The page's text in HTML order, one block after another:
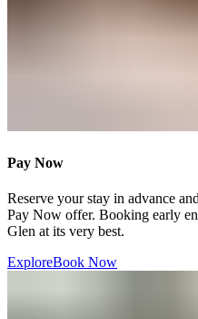
Pay Now​​​​‌ ‍ ​‍​‍‌‍ ‌ ​‍‌‍‍‌‌‍‌ ‌‍‍‌‌‍ ‍​‍​‍​ ‍‍​‍​‍‌ ​ ‌‍​‌‌‍ ‍‌‍‍‌‌ ‌​‌ ‍‌​‍ ‍‌‍‍‌‌‍ ​‍​‍​‍ ​​‍​‍‌‍‍​‌ ​‍‌‍‌‌‌‍‌‍​‍​‍​ ‍‍​‍​‍‌‍‍​‌ ‌​‌ ‌​‌ ​​‌ ​ ​ ‍‍​‍ ​‍ ‌‍ ​​‍ ‌‌‍​‌‌‍ ‍‌‍‌​​‍ ‌‌ ​‍​‍ ‌‌‍‍​‌‍ ‌ ‌​‌‍‌‌‌‍ ​‌ ​ ​‍ ‌‌ ​ ‌ ‌​‌ ‌‌‌‍‌​‌‍‍‌‌‍ ​‍ ‍‌ ‌‍‌‍‌‌‌ ​‍‌‍​ ‌‍‌‌‌‍ ​​‍ ‍‌‍​‌‌ ​​‌ ​​​‍ ‌‍‍‌‌‍ ‍‌ ‌​‌‍‌‌‌‍ ‍‌ ‌​​‍ ‌‍‌‌‌‍‌​‌‍‍‌‌ ‌​​‍ ‌‍ ‌‌‍ ‌‍‌​‌‍‌‌​ ‌‌ ​​‌ ​‍‌‍‌‌‌ ​ ‌‍‌‌‌‍ ‍‌ ‌​‌‍​‌‌ ‌​‌‍‍‌‌‍ ‌‍ ‍​ ‍ ‌‍‍‌‌‍‌​​ ‌​ ‍‌​ ​‌​ ‌‍​ ‌‍​ ‍‌‌‍‌​‌‍​‌​ ​​​‍ ‌​ ‌‍‌‍​ ‌‍​ ‌‍​ ​‍ ‌​ ‌​​ ‍‌​ ‌​​ ‌‍​‍ ‌‌‍​‌​ ​‍​ ‌ ​ ‌​​‍ ‌‌‍​‌‌‍​ ‌‍​‍​ ‍‌‌‍​‍​ ​ ‌‍‌‌‌‍​ ​ ​ ‌‍‌​​ ‌ ‌‍​ ​ ‍ ‌ ‌​‌ ‍‌‌ ​​‌‍‌‌​ ‌‌‍‍​‌‍ ‌ ‌​‌‍‌‌‌‍ ​‌‌​ ‌‍‍‌‌ ‌​‌‍‌‌‌‌​​‌‍​‌‌‍‌ ‌‍‌‌​ ‍ ‌ ​​‌‍​‌‌ ‌​‌‍‍​​ ‌‌ ​​‌‍​‌‌‍‌ ‌‍‌‌‌​​‍‌ ‌‌‌‍‍‌‌‍ ​‌‍‌​‌‍‌‌‌ ​‍​‍‌‌​ ‌‌‌​​‍‌‌ ‌‍‍ ‌‍‌‌‌ ‍‌​‍‌‌​ ​ ‌​‌​​‍‌‌​ ​ ‌​‌​​‍‌‌​ ​‍​ ​‍​ ‍​​ ​ ​ ‍​​ ‌ ​ ‍​​ ​‌​ ‌‍‌‍​ ‌‍‌‌​ ‌​​ ​‍‌‍​‌​‍‌‌​ ​‍​ ​‍​‍‌‌​ ‌‌‌​‌​​‍ ‍‌‍​ ‌‍ ‌‍ ‍‌ ‌​‌‍‌‌‌‍ ‍‌ ‌​​‍‌‌​ ‌‌‌​​‍‌‌ ‌‍‍ ‌‍‌‌‌ ‍‌​‍‌‌​ ​ ‌​‌​​‍‌‌​ ​ ‌​‌​​‍‌‌​ ​‍​ ​‍​ ‍​​ ​‌​ ​‌​ ‌‌‌‍‌‌​ ​‍​ ‍‌​ ‍‌​ ‌‍​ ​​​ ​‍​ ​​​‍‌‌​ ​‍​ ​‍​‍‌‌​ ‌‌‌​‌​​‍ ‍‌ ‌​‌‍‍‌‌ ‌​‌‍ ​‌‍‌‌​ ‌‍​‍‌‍​‌‌ ​ ‌‍‌‌‌‌‌‌‌ ​‍‌‍ ​​ ‌‌‍‍​‌ ‌​‌ ‌​‌ ​​‌ ​ ​‍‌‌​ ​ ‌​​‌​‍‌‌​ ​‍‌​‌‍​‍‌‌​ ​‍‌​‌‍‌‍ ​​‍ ‌‌‍​‌‌‍ ‍‌‍‌​​‍ ‌‌ ​‍​‍ ‌‌‍‍​‌‍ ‌ ‌​‌‍‌‌‌‍ ​‌ ​ ​‍ ‌‌ ​ ‌ ‌​‌ ‌‌‌‍‌​‌‍‍‌‌‍ ​‍ ‍‌ ‌‍‌‍‌‌‌ ​‍‌‍​ ‌‍‌‌‌‍ ​​‍ ‍‌‍​‌‌ ​​‌ ​​​‍‌‍‌‍‍‌‌‍‌​​ ‌​ ‍‌​ ​‌​ ‌‍​ ‌‍​ ‍‌‌‍‌​‌‍​‌​ ​​​‍ ‌​ ‌‍‌‍​ ‌‍​ ‌‍​ ​‍ ‌​ ‌​​ ‍‌​ ‌​​ ‌‍​‍ ‌‌‍​‌​ ​‍​ ‌ ​ ‌​​‍ ‌‌‍​‌‌‍​ ‌‍​‍​ ‍‌‌‍​‍​ ​ ‌‍‌‌‌‍​ ​ ​ ‌‍‌​​ ‌ ‌‍​ ​‍‌‍‌ ‌​‌ ‍‌‌ ​​‌‍‌‌​ ‌‌‍‍​‌‍ ‌ ‌​‌‍‌‌‌‍ ​‌‌​ ‌‍‍‌‌ ‌​‌‍‌‌‌‌​​‌‍​‌‌‍‌ ‌‍‌‌​‍‌‍‌ ​​‌‍​‌‌ ‌​‌‍‍​​ ‌‌ ​​‌‍​‌‌‍‌ ‌‍‌‌‌​​‍‌ ‌‌‌‍‍‌‌‍ ​‌‍‌​‌‍‌‌‌ ​‍​‍‌‌​ ‌‌‌​​‍‌‌ ‌‍‍ ‌‍‌‌‌ ‍‌​‍‌‌​ ​ ‌​‌​​‍‌‌​ ​ ‌​‌​​‍‌‌​ ​‍​ ​‍​ ‍​​ ​ ​ ‍​​ ‌ ​ ‍​​ ​‌​ ‌‍‌‍​ ‌‍‌‌​ ‌​​ ​‍‌‍​‌​‍‌‌​ ​‍​ ​‍​‍‌‌​ ‌‌‌​‌​​‍ ‍‌‍​ ‌‍ ‌‍ ‍‌ ‌​‌‍‌‌‌‍ ‍‌ ‌​​‍‌‌​ ‌‌‌​​‍‌‌ ‌‍‍ ‌‍‌‌‌ ‍‌​‍‌‌​ ​ ‌​‌​​‍‌‌​ ​ ‌​‌​​‍‌‌​ ​‍​ ​‍​ ‍​​ ​‌​ ​‌​ ‌‌‌‍‌‌​ ​‍​ ‍‌​ ‍‌​ ‌‍​ ​​​ ​‍​ ​​​‍‌‌​ ​‍​ ​‍​‍‌‌​ ‌‌‌​‌​​‍ ‍‌ ‌​‌‍‍‌‌ ‌​‌‍ ​‌‍‌‌​‍‌‍‌ ​​‌‍‌‌‌ ​‍‌ ​ ‌ ​​‌‍‌‌‌‍​ ‌ ‌​‌‍‍‌‌ ‌‍‌‍‌‌​ ‌‌ ​​‌ ‌‌‌‍​‍‌‍ ​‌‍‍‌‌ ​ ‌‍‍​‌‍‌‌‌‍‌​​‍​‍‌ ‌
Reserve your stay in advance
Pay Now offer. Booking early
Glen at its very best.​​​​‌ ‍ ​‍​‍‌‍ ‌ ​‍‌‍‍‌‌‍‌ ‌‍‍‌‌‍ ‍​‍​‍​ ‍‍​‍​‍‌ ​ ‌‍​‌‌‍ ‍‌‍‍‌‌ ‌​‌ ‍‌​‍ ‍‌‍‍‌‌‍ ​‍​‍​‍ ​​‍​‍‌‍‍​‌ ​‍‌‍‌‌‌‍‌‍​‍​‍​ ‍‍​‍​‍‌‍‍​‌ ‌​‌ ‌​‌ ​​‌ ​ ​ ‍‍​‍ ​‍ ‌‍ ​​‍ ‌‌‍​‌‌‍ ‍‌‍‌​​‍ ‌‌ ​‍​‍ ‌‌‍‍​‌‍ ‌ ‌​‌‍‌‌‌‍ ​‌ ​ ​‍ ‌‌ ​ ‌ ‌​‌ ‌‌‌‍‌​‌‍‍‌‌‍ ​‍ ‍‌ ‌‍‌‍‌‌‌ ​‍‌‍​ ‌‍‌‌‌‍ ​​‍ ‍‌‍​‌‌ ​​‌ ​​​‍ ‌‍‍‌‌‍ ‍‌ ‌​‌‍‌‌‌‍ ‍‌ ‌​​‍ ‌‍‌‌‌‍‌​‌‍‍‌‌ ‌​​‍ ‌‍ ‌‌‍ ‌‍‌​‌‍‌‌​ ‌‌ ​​‌ ​‍‌‍‌‌‌ ​ ‌‍‌‌‌‍ ‍‌ ‌​‌‍​‌‌ ‌​‌‍‍‌‌‍ ‌‍ ‍​ ‍ ‌‍‍‌‌‍‌​​ ‌​ ‍‌​ ​‌​ ‌‍​ ‌‍​ ‍‌‌‍‌​‌‍​‌​ ​​​‍ ‌​ ‌‍‌‍​ ‌‍​ ‌‍​ ​‍ ‌​ ‌​​ ‍‌​ ‌​​ ‌‍​‍ ‌‌‍​‌​ ​‍​ ‌ ​ ‌​​‍ ‌‌‍​‌‌‍​ ‌‍​‍​ ‍‌‌‍​‍​ ​ ‌‍‌‌‌‍​ ​ ​ ‌‍‌​​ ‌ ‌‍​ ​ ‍ ‌ ‌​‌ ‍‌‌ ​​‌‍‌‌​ ‌‌‍‍​‌‍ ‌ ‌​‌‍‌‌‌‍ ​‌‌​ ‌‍‍‌‌ ‌​‌‍‌‌‌‌​​‌‍​‌‌‍‌ ‌‍‌‌​ ‍ ‌ ​​‌‍​‌‌ ‌​‌‍‍​​ ‌‌ ​​‌‍​‌‌‍‌ ‌‍‌‌‌​​‍‌ ‌‌‌‍‍‌‌‍ ​‌‍‌​‌‍‌‌‌ ​‍​‍‌‌​ ‌‌‌​​‍‌‌ ‌‍‍ ‌‍‌‌‌ ‍‌​‍‌‌​ ​ ‌​‌​​‍‌‌​ ​ ‌​‌​​‍‌‌​ ​‍​ ​‍​ ‍​​ ​ ​ ‍​​ ‌ ​ ‍​​ ​‌​ ‌‍‌‍​ ‌‍‌‌​ ‌​​ ​‍‌‍​‌​‍‌‌​ ​‍​ ​‍​‍‌‌​ ‌‌‌​‌​​‍ ‍‌‍​ ‌‍ ‌‍ ‍‌ ‌​‌‍‌‌‌‍ ‍‌ ‌​​‍‌‌​ ‌‌‌​​‍‌‌ ‌‍‍ ‌‍‌‌‌ ‍‌​‍‌‌​ ​ ‌​‌​​‍‌‌​ ​ ‌​‌​​‍‌‌​ ​‍​ ​‍​ ‍​​ ​‌​ ​‌​ ‌‌‌‍‌‌​ ​‍​ ‍‌​ ‍‌​ ‌‍​ ​​​ ​‍​ ​​​‍‌‌​ ​‍​ ​‍​‍‌‌​ ‌‌‌​‌​​‍ ‍‌‍‌‌‌ ‍​‌‍​ ‌‍‌‌‌ ​‍‌ ​​‌ ‌​​ ‌‍​‍‌‍​‌‌ ​ ‌‍‌‌‌‌‌‌‌ ​‍‌‍ ​​ ‌‌‍‍​‌ ‌​‌ ‌​‌ ​​‌ ​ ​‍‌‌​ ​ ‌​​‌​‍‌‌​ ​‍‌​‌‍​‍‌‌​ ​‍‌​‌‍‌‍ ​​‍ ‌‌‍​‌‌‍ ‍‌‍‌​​‍ ‌‌ ​‍​‍ ‌‌‍‍​‌‍ ‌ ‌​‌‍‌‌‌‍ ​‌ ​ ​‍ ‌‌ ​ ‌ ‌​‌ ‌‌‌‍‌​‌‍‍‌‌‍ ​‍ ‍‌ ‌‍‌‍‌‌‌ ​‍‌‍​ ‌‍‌‌‌‍ ​​‍ ‍‌‍​‌‌ ​​‌ ​​​‍‌‍‌‍‍‌‌‍‌​​ ‌​ ‍‌​ ​‌​ ‌‍​ ‌‍​ ‍‌‌‍‌​‌‍​‌​ ​​​‍ ‌​ ‌‍‌‍​ ‌‍​ ‌‍​ ​‍ ‌​ ‌​​ ‍‌​ ‌​​ ‌‍​‍ ‌‌‍​‌​ ​‍​ ‌ ​ ‌​​‍ ‌‌‍​‌‌‍​ ‌‍​‍​ ‍‌‌‍​‍​ ​ ‌‍‌‌‌‍​ ​ ​ ‌‍‌​​ ‌ ‌‍​ ​‍‌‍‌ ‌​‌ ‍‌‌ ​​‌‍‌‌​ ‌‌‍‍​‌‍ ‌ ‌​‌‍‌‌‌‍ ​‌‌​ ‌‍‍‌‌ ‌​‌‍‌‌‌‌​​‌‍​‌‌‍‌ ‌‍‌‌​‍‌‍‌ ​​‌‍​‌‌ ‌​‌‍‍​​ ‌‌ ​​‌‍​‌‌‍‌ ‌‍‌‌‌​​‍‌ ‌‌‌‍‍‌‌‍ ​‌‍‌​‌‍‌‌‌ ​‍​‍‌‌​ ‌‌‌​​‍‌‌ ‌‍‍ ‌‍‌‌‌ ‍‌​‍‌‌​ ​ ‌​‌​​‍‌‌​ ​ ‌​‌​​‍‌‌​ ​‍​ ​‍​ ‍​​ ​ ​ ‍​​ ‌ ​ ‍​​ ​‌​ ‌‍‌‍​ ‌‍‌‌​ ‌​​ ​‍‌‍​‌​‍‌‌​ ​‍​ ​‍​‍‌‌​ ‌‌‌​‌​​‍ ‍‌‍​ ‌‍ ‌‍ ‍‌ ‌​‌‍‌‌‌‍ ‍‌ ‌​​‍‌‌​ ‌‌‌​​‍‌‌ ‌‍‍ ‌‍‌‌‌ ‍‌​‍‌‌​ ​ ‌​‌​​‍‌‌​ ​ ‌​‌​​‍‌‌​ ​‍​ ​‍​ ‍​​ ​‌​ ​‌​ ‌‌‌‍‌‌​ ​‍​ ‍‌​ ‍‌​ ‌‍​ ​​​ ​‍​ ​​​‍‌‌​ ​‍​ ​‍​‍‌‌​ ‌‌‌​‌​​‍ ‍‌‍‌‌‌ ‍​‌‍​ ‌‍‌‌‌ ​‍‌ ​​‌ ‌​​‍‌‍‌ ​​‌‍‌‌‌ ​‍‌ ​ ‌ ​​‌‍‌‌‌‍​ ‌ ‌​‌‍‍‌‌ ‌‍‌‍‌‌​ ‌‌ ​​‌ ‌‌‌‍​‍‌‍ ​‌‍‍‌‌ ​ ‌‍‍​‌‍‌‌‌‍‌​​‍​‍‌ ‌
Explore​​​​‌ ‍ ​‍​‍‌‍ ‌ ​‍‌‍‍‌‌‍‌ ‌‍‍‌‌‍ ‍​‍​‍​ ‍‍​‍​‍‌ ​ ‌‍​‌‌‍ ‍‌‍‍‌‌ ‌​‌ ‍‌​‍ ‍‌‍‍‌‌‍ ​‍​‍​‍ ​​‍​‍‌‍‍​‌ ​‍‌‍‌‌‌‍‌‍​‍​‍​ ‍‍​‍​‍‌‍‍​‌ ‌​‌ ‌​‌ ​​‌ ​ ​ ‍‍​‍ ​‍ ‌‍ ​​‍ ‌‌‍​‌‌‍ ‍‌‍‌​​‍ ‌‌ ​‍​‍ ‌‌‍‍​‌‍ ‌ ‌​‌‍‌‌‌‍ ​‌ ​ ​‍ ‌‌ ​ ‌ ‌​‌ ‌‌‌‍‌​‌‍‍‌‌‍ ​‍ ‍‌ ‌‍‌‍‌‌‌ ​‍‌‍​ ‌‍‌‌‌‍ ​​‍ ‍‌‍​‌‌ ​​‌ ​​​‍ ‌‍‍‌‌‍ ‍‌ ‌​‌‍‌‌‌‍ ‍‌ ‌​​‍ ‌‍‌‌‌‍‌​‌‍‍‌‌ ‌​​‍ ‌‍ ‌‌‍ ‌‍‌​‌‍‌‌​ ‌‌ ​​‌ ​‍‌‍‌‌‌ ​ ‌‍‌‌‌‍ ‍‌ ‌​‌‍​‌‌ ‌​‌‍‍‌‌‍ ‌‍ ‍​ ‍ ‌‍‍‌‌‍‌​​ ‌​ ‍‌​ ​‌​ ‌‍​ ‌‍​ ‍‌‌‍‌​‌‍​‌​ ​​​‍ ‌​ ‌‍‌‍​ ‌‍​ ‌‍​ ​‍ ‌​ ‌​​ ‍‌​ ‌​​ ‌‍​‍ ‌‌‍​‌​ ​‍​ ‌ ​ ‌​​‍ ‌‌‍​‌‌‍​ ‌‍​‍​ ‍‌‌‍​‍​ ​ ‌‍‌‌‌‍​ ​ ​ ‌‍‌​​ ‌ ‌‍​ ​ ‍ ‌ ‌​‌ ‍‌‌ ​​‌‍‌‌​ ‌‌‍‍​‌‍ ‌ ‌​‌‍‌‌‌‍ ​‌‌​ ‌‍‍‌‌ ‌​‌‍‌‌‌‌​​‌‍​‌‌‍‌ ‌‍‌‌​ ‍ ‌ ​​‌‍​‌‌ ‌​‌‍‍​​ ‌‌ ​​‌‍​‌‌‍‌ ‌‍‌‌‌​​‍‌ ‌‌‌‍‍‌‌‍ ​‌‍‌​‌‍‌‌‌ ​‍​‍‌‌​ ‌‌‌​​‍‌‌ ‌‍‍ ‌‍‌‌‌ ‍‌​‍‌‌​ ​ ‌​‌​​‍‌‌​ ​ ‌​‌​​‍‌‌​ ​‍​ ​‍​ ‍​​ ​ ​ ‍​​ ‌ ​ ‍​​ ​‌​ ‌‍‌‍​ ‌‍‌‌​ ‌​​ ​‍‌‍​‌​‍‌‌​ ​‍​ ​‍​‍‌‌​ ‌‌‌​‌​​‍ ‍‌‍​ ‌‍ ‌‍ ‍‌ ‌​‌‍‌‌‌‍ ‍‌ ‌​​‍‌‌​ ‌‌‌​​‍‌‌ ‌‍‍ ‌‍‌‌‌ ‍‌​‍‌‌​ ​ ‌​‌​​‍‌‌​ ​ ‌​‌​​‍‌‌​ ​‍​ ​‍​ ‍​​ ​‌​ ​‌​ ‌‌‌‍‌‌​ ​‍​ ‍‌​ ‍‌​ ‌‍​ ​​​ ​‍​ ​​​‍‌‌​ ​‍​ ​‍​‍‌‌​ ‌‌‌​‌​​‍ ‍‌ ​​‌ ​‍‌‍‍‌‌‍ ‌‌‍​‌‌ ​‍‌ ‍‌‌​​ ‌ ‌​‌‍​‌​‍ ‍‌‍ ​‌‍​‌‌‍​‍‌‍‌‌‌‍ ​​ ‌‍​‍‌‍​‌‌ ​ ‌‍‌‌‌‌‌‌‌ ​‍‌‍ ​​ ‌‌‍‍​‌ ‌​‌ ‌​‌ ​​‌ ​ ​‍‌‌​ ​ ‌​​‌​‍‌‌​ ​‍‌​‌‍​‍‌‌​ ​‍‌​‌‍‌‍ ​​‍ ‌‌‍​‌‌‍ ‍‌‍‌​​‍ ‌‌ ​‍​‍ ‌‌‍‍​‌‍ ‌ ‌​‌‍‌‌‌‍ ​‌ ​ ​‍ ‌‌ ​ ‌ ‌​‌ ‌‌‌‍‌​‌‍‍‌‌‍ ​‍ ‍‌ ‌‍‌‍‌‌‌ ​‍‌‍​ ‌‍‌‌‌‍ ​​‍ ‍‌‍​‌‌ ​​‌ ​​​‍‌‍‌‍‍‌‌‍‌​​ ‌​ ‍‌​ ​‌​ ‌‍​ ‌‍​ ‍‌‌‍‌​‌‍​‌​ ​​​‍ ‌​ ‌‍‌‍​ ‌‍​ ‌‍​ ​‍ ‌​ ‌​​ ‍‌​ ‌​​ ‌‍​‍ ‌‌‍​‌​ ​‍​ ‌ ​ ‌​​‍ ‌‌‍​‌‌‍​ ‌‍​‍​ ‍‌‌‍​‍​ ​ ‌‍‌‌‌‍​ ​ ​ ‌‍‌​​ ‌ ‌‍​ ​‍‌‍‌ ‌​‌ ‍‌‌ ​​‌‍‌‌​ ‌‌‍‍​‌‍ ‌ ‌​‌‍‌‌‌‍ ​‌‌​ ‌‍‍‌‌ ‌​‌‍‌‌‌‌​​‌‍​‌‌‍‌ ‌‍‌‌​‍‌‍‌ ​​‌‍​‌‌ ‌​‌‍‍​​ ‌‌ ​​‌‍​‌‌‍‌ ‌‍‌‌‌​​‍‌ ‌‌‌‍‍‌‌‍ ​‌‍‌​‌‍‌‌‌ ​‍​‍‌‌​ ‌‌‌​​‍‌‌ ‌‍‍ ‌‍‌‌‌ ‍‌​‍‌‌​ ​ ‌​‌​​‍‌‌​ ​ ‌​‌​​‍‌‌​ ​‍​ ​‍​ ‍​​ ​ ​ ‍​​ ‌ ​ ‍​​ ​‌​ ‌‍‌‍​ ‌‍‌‌​ ‌​​ ​‍‌‍​‌​‍‌‌​ ​‍​ ​‍​‍‌‌​ ‌‌‌​‌​​‍ ‍‌‍​ ‌‍ ‌‍ ‍‌ ‌​‌‍‌‌‌‍ ‍‌ ‌​​‍‌‌​ ‌‌‌​​‍‌‌ ‌‍‍ ‌‍‌‌‌ ‍‌​‍‌‌​ ​ ‌​‌​​‍‌‌​ ​ ‌​‌​​‍‌‌​ ​‍​ ​‍​ ‍​​ ​‌​ ​‌​ ‌‌‌‍‌‌​ ​‍​ ‍‌​ ‍‌​ ‌‍​ ​​​ ​‍​ ​​​‍‌‌​ ​‍​ ​‍​‍‌‌​ ‌‌‌​‌​​‍ ‍‌ ​​‌ ​‍‌‍‍‌‌‍ ‌‌‍​‌‌ ​‍‌ ‍‌‌​​ ‌ ‌​‌‍​‌​‍ ‍‌‍ ​‌‍​‌‌‍​‍‌‍‌‌‌‍ ​​‍‌‍‌ ​​‌‍‌‌‌ ​‍‌ ​ ‌ ​​‌‍‌‌‌‍​ ‌ ‌​‌‍‍‌‌ ‌‍‌‍‌‌​ ‌‌ ​​‌ ‌‌‌‍​‍‌‍ ​‌‍‍‌‌ ​ ‌‍‍​‌‍‌‌‌‍‌​​‍​‍‌ ‌Book Now​​​​‌ ‍ ​‍​‍‌‍ ‌ ​‍‌‍‍‌‌‍‌ ‌‍‍‌‌‍ ‍​‍​‍​ ‍‍​‍​‍‌ ​ ‌‍​‌‌‍ ‍‌‍‍‌‌ ‌​‌ ‍‌​‍ ‍‌‍‍‌‌‍ ​‍​‍​‍ ​​‍​‍‌‍‍​‌ ​‍‌‍‌‌‌‍‌‍​‍​‍​ ‍‍​‍​‍‌‍‍​‌ ‌​‌ ‌​‌ ​​‌ ​ ​ ‍‍​‍ ​‍ ‌‍ ​​‍ ‌‌‍​‌‌‍ ‍‌‍‌​​‍ ‌‌ ​‍​‍ ‌‌‍‍​‌‍ ‌ ‌​‌‍‌‌‌‍ ​‌ ​ ​‍ ‌‌ ​ ‌ ‌​‌ ‌‌‌‍‌​‌‍‍‌‌‍ ​‍ ‍‌ ‌‍‌‍‌‌‌ ​‍‌‍​ ‌‍‌‌‌‍ ​​‍ ‍‌‍​‌‌ ​​‌ ​​​‍ ‌‍‍‌‌‍ ‍‌ ‌​‌‍‌‌‌‍ ‍‌ ‌​​‍ ‌‍‌‌‌‍‌​‌‍‍‌‌ ‌​​‍ ‌‍ ‌‌‍ ‌‍‌​‌‍‌‌​ ‌‌ ​​‌ ​‍‌‍‌‌‌ ​ ‌‍‌‌‌‍ ‍‌ ‌​‌‍​‌‌ ‌​‌‍‍‌‌‍ ‌‍ ‍​ ‍ ‌‍‍‌‌‍‌​​ ‌​ ‍‌​ ​‌​ ‌‍​ ‌‍​ ‍‌‌‍‌​‌‍​‌​ ​​​‍ ‌​ ‌‍‌‍​ ‌‍​ ‌‍​ ​‍ ‌​ ‌​​ ‍‌​ ‌​​ ‌‍​‍ ‌‌‍​‌​ ​‍​ ‌ ​ ‌​​‍ ‌‌‍​‌‌‍​ ‌‍​‍​ ‍‌‌‍​‍​ ​ ‌‍‌‌‌‍​ ​ ​ ‌‍‌​​ ‌ ‌‍​ ​ ‍ ‌ ‌​‌ ‍‌‌ ​​‌‍‌‌​ ‌‌‍‍​‌‍ ‌ ‌​‌‍‌‌‌‍ ​‌‌​ ‌‍‍‌‌ ‌​‌‍‌‌‌‌​​‌‍​‌‌‍‌ ‌‍‌‌​ ‍ ‌ ​​‌‍​‌‌ ‌​‌‍‍​​ ‌‌ ​​‌‍​‌‌‍‌ ‌‍‌‌‌​​‍‌ ‌‌‌‍‍‌‌‍ ​‌‍‌​‌‍‌‌‌ ​‍​‍‌‌​ ‌‌‌​​‍‌‌ ‌‍‍ ‌‍‌‌‌ ‍‌​‍‌‌​ ​ ‌​‌​​‍‌‌​ ​ ‌​‌​​‍‌‌​ ​‍​ ​‍​ ‍​​ ​ ​ ‍​​ ‌ ​ ‍​​ ​‌​ ‌‍‌‍​ ‌‍‌‌​ ‌​​ ​‍‌‍​‌​‍‌‌​ ​‍​ ​‍​‍‌‌​ ‌‌‌​‌​​‍ ‍‌‍​ ‌‍ ‌‍ ‍‌ ‌​‌‍‌‌‌‍ ‍‌ ‌​​‍‌‌​ ‌‌‌​​‍‌‌ ‌‍‍ ‌‍‌‌‌ ‍‌​‍‌‌​ ​ ‌​‌​​‍‌‌​ ​ ‌​‌​​‍‌‌​ ​‍​ ​‍​ ‍​​ ​‌​ ​‌​ ‌‌‌‍‌‌​ ​‍​ ‍‌​ ‍‌​ ‌‍​ ​​​ ​‍​ ​​​‍‌‌​ ​‍​ ​‍​‍‌‌​ ‌‌‌​‌​​‍ ‍‌ ​ ‌‍‌‌‌‍​ ‌‍ ‌‍ ‍‌‍‌​‌‍​‌‌ ​‍‌ ‍‌‌​​ ‌ ‌​‌‍​‌​‍ ‍‌‍ ​‌‍​‌‌‍​‍‌‍‌‌‌‍ ​​ ‌‍​‍‌‍​‌‌ ​ ‌‍‌‌‌‌‌‌‌ ​‍‌‍ ​​ ‌‌‍‍​‌ ‌​‌ ‌​‌ ​​‌ ​ ​‍‌‌​ ​ ‌​​‌​‍‌‌​ ​‍‌​‌‍​‍‌‌​ ​‍‌​‌‍‌‍ ​​‍ ‌‌‍​‌‌‍ ‍‌‍‌​​‍ ‌‌ ​‍​‍ ‌‌‍‍​‌‍ ‌ ‌​‌‍‌‌‌‍ ​‌ ​ ​‍ ‌‌ ​ ‌ ‌​‌ ‌‌‌‍‌​‌‍‍‌‌‍ ​‍ ‍‌ ‌‍‌‍‌‌‌ ​‍‌‍​ ‌‍‌‌‌‍ ​​‍ ‍‌‍​‌‌ ​​‌ ​​​‍‌‍‌‍‍‌‌‍‌​​ ‌​ ‍‌​ ​‌​ ‌‍​ ‌‍​ ‍‌‌‍‌​‌‍​‌​ ​​​‍ ‌​ ‌‍‌‍​ ‌‍​ ‌‍​ ​‍ ‌​ ‌​​ ‍‌​ ‌​​ ‌‍​‍ ‌‌‍​‌​ ​‍​ ‌ ​ ‌​​‍ ‌‌‍​‌‌‍​ ‌‍​‍​ ‍‌‌‍​‍​ ​ ‌‍‌‌‌‍​ ​ ​ ‌‍‌​​ ‌ ‌‍​ ​‍‌‍‌ ‌​‌ ‍‌‌ ​​‌‍‌‌​ ‌‌‍‍​‌‍ ‌ ‌​‌‍‌‌‌‍ ​‌‌​ ‌‍‍‌‌ ‌​‌‍‌‌‌‌​​‌‍​‌‌‍‌ ‌‍‌‌​‍‌‍‌ ​​‌‍​‌‌ ‌​‌‍‍​​ ‌‌ ​​‌‍​‌‌‍‌ ‌‍‌‌‌​​‍‌ ‌‌‌‍‍‌‌‍ ​‌‍‌​‌‍‌‌‌ ​‍​‍‌‌​ ‌‌‌​​‍‌‌ ‌‍‍ ‌‍‌‌‌ ‍‌​‍‌‌​ ​ ‌​‌​​‍‌‌​ ​ ‌​‌​​‍‌‌​ ​‍​ ​‍​ ‍​​ ​ ​ ‍​​ ‌ ​ ‍​​ ​‌​ ‌‍‌‍​ ‌‍‌‌​ ‌​​ ​‍‌‍​‌​‍‌‌​ ​‍​ ​‍​‍‌‌​ ‌‌‌​‌​​‍ ‍‌‍​ ‌‍ ‌‍ ‍‌ ‌​‌‍‌‌‌‍ ‍‌ ‌​​‍‌‌​ ‌‌‌​​‍‌‌ ‌‍‍ ‌‍‌‌‌ ‍‌​‍‌‌​ ​ ‌​‌​​‍‌‌​ ​ ‌​‌​​‍‌‌​ ​‍​ ​‍​ ‍​​ ​‌​ ​‌​ ‌‌‌‍‌‌​ ​‍​ ‍‌​ ‍‌​ ‌‍​ ​​​ ​‍​ ​​​‍‌‌​ ​‍​ ​‍​‍‌‌​ ‌‌‌​‌​​‍ ‍‌ ​ ‌‍‌‌‌‍​ ‌‍ ‌‍ ‍‌‍‌​‌‍​‌‌ ​‍‌ ‍‌‌​​ ‌ ‌​‌‍​‌​‍ ‍‌‍ ​‌‍​‌‌‍​‍‌‍‌‌‌‍ ​​‍‌‍‌ ​​‌‍‌‌‌ ​‍‌ ​ ‌ ​​‌‍‌‌‌‍​ ‌ ‌​‌‍‍‌‌ ‌‍‌‍‌‌​ ‌‌ ​​‌ ‌‌‌‍​‍‌‍ ​‌‍‍‌‌ ​ ‌‍‍​‌‍‌‌‌‍‌​​‍​‍‌ ‌